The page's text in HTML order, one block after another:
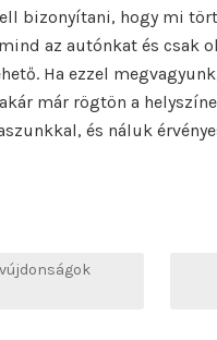
bizonyítani, hogy mi
az autónkat és csak
Ha ezzel
már rögtön a
és náluk